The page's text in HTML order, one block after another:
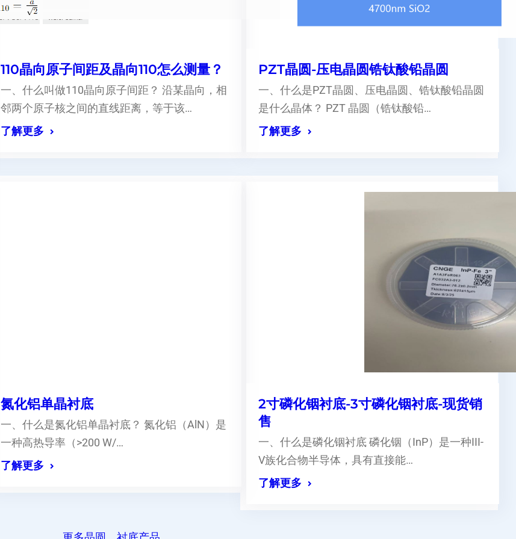
110晶向原子间距及晶向110怎么测量？
一、什么叫做110晶向原子间距？ 沿某晶向，相
邻两个原子核之间的直线距离，等于该…
了解更多
PZT晶圆-压电晶圆锆钛酸铅晶圆
一、什么是PZT晶圆、压电晶圆、锆钛酸铅晶圆
是什么晶体？ PZT 晶圆（锆钛酸铅…
了解更多
氮化铝单晶衬底
一、什么是氮化铝单晶衬底？ 氮化铝（AlN）是
一种高热导率（>200 W/…
了解更多
2寸磷化铟衬底-3寸磷化铟衬底-现货销
售
一、什么是磷化铟衬底 磷化铟（InP）是一种III-
V族化合物半导体，具有直接能…
了解更多